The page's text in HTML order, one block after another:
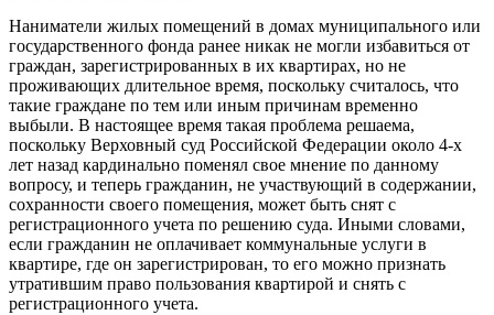
Наниматели жилых помещений в домах муниципального или
государственного фонда ранее никак не могли избавиться от
граждан, зарегистрированных в их квартирах, но не
проживающих длительное время, поскольку считалось, что
такие граждане по тем или иным причинам временно
выбыли. В настоящее время такая проблема решаема,
поскольку Верховный суд Российской Федерации около 4-х
лет назад кардинально поменял свое мнение по данному
вопросу, и теперь гражданин, не участвующий в содержании,
сохранности своего помещения, может быть снят с
регистрационного учета по решению суда. Иными словами,
если гражданин не оплачивает коммунальные услуги в
квартире, где он зарегистрирован, то его можно признать
утратившим право пользования квартирой и снять с
регистрационного учета.